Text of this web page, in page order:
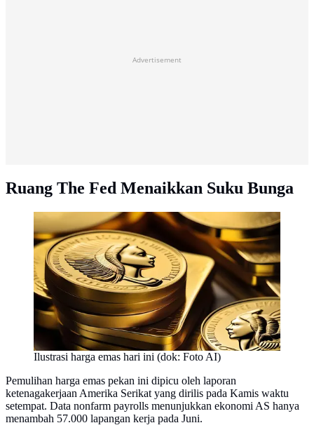
Advertisement
Ruang The Fed Menaikkan Suku Bunga
Ilustrasi harga emas hari ini (dok: Foto AI)
Pemulihan harga emas pekan ini dipicu oleh laporan
ketenagakerjaan Amerika Serikat yang dirilis pada Kamis waktu
setempat. Data nonfarm payrolls menunjukkan ekonomi AS hanya
menambah 57.000 lapangan kerja pada Juni.